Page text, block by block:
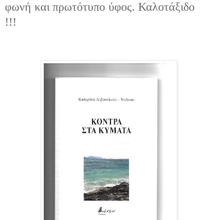
φωνή και πρωτότυπο ύφος. Καλοτάξιδο
!!!